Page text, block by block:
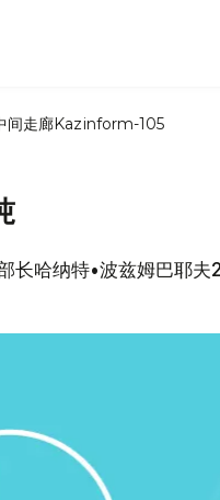
间走廊Kazinform-105
哈纳特•波兹姆巴耶夫